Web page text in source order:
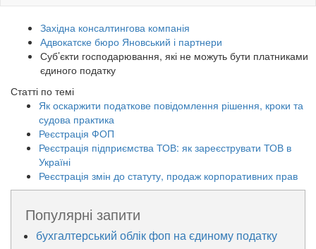
Західна консалтингова компанія
Адвокатске бюро Яновський і партнери
Суб’єкти господарювання, які не можуть бути платниками
єдиного податку
Статті по темі
Як оскаржити податкове повідомлення рішення, кроки та
судова практика
Реєстрація ФОП
Реєстрація підприємства ТОВ: як зареєструвати ТОВ в
Україні
Реєстрація змін до статуту, продаж корпоративних прав
Популярні запити
бухгалтерський облік фоп на єдиному податку